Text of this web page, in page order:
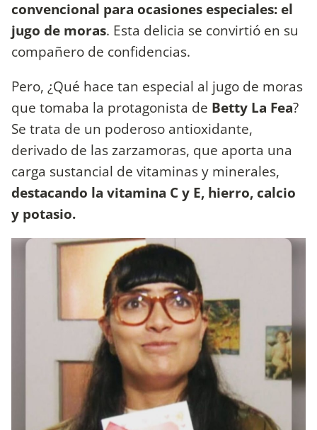
convencional para ocasiones especiales: el
jugo de moras. Esta delicia se convirtió en su
compañero de confidencias.
Pero, ¿Qué hace tan especial al jugo de moras
que tomaba la protagonista de Betty La Fea?
Se trata de un poderoso antioxidante,
derivado de las zarzamoras, que aporta una
carga sustancial de vitaminas y minerales,
destacando la vitamina C y E, hierro, calcio
y potasio.